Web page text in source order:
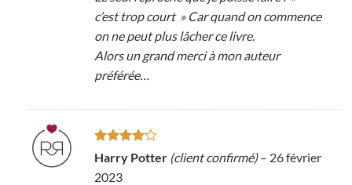
c’est trop court » Car quand on commence
on ne peut plus lâcher ce livre.
Alors un grand merci à mon auteur
préférée…
Note4
sur 5
Harry Potter (client confirmé) – 26 février
2023